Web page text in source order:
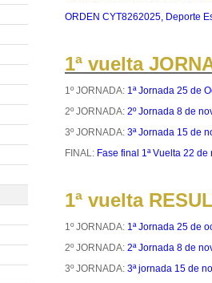
ORDEN CYT8262025, Deporte
1ª vuelta
1º JORNADA: 1ª Jornada 25 de
2º JORNADA: 2º Jornada 8 de
3º JORNADA: 3ª Jornada 15 de
FINAL: Fase final 1ª Vuelta 22
1ª vuelta
1º JORNADA: 1ª Jornada 25 de
2º JORNADA: 2ª Jornada 8 de
3º JORNADA: 3ª jornada 15 de